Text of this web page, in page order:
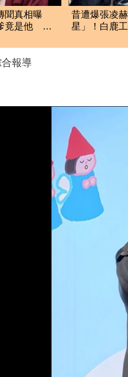
聞真相曝
竟是他 劉
昔遭爆張凌
星」！白鹿
報導